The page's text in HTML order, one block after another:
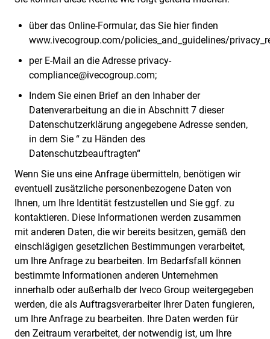
über das Online-Formular, das Sie hier finden
www.ivecogroup.com/policies_and_guidelines/
per E-Mail an die Adresse privacy-
compliance@ivecogroup.com;
Indem Sie einen Brief an den Inhaber der
Datenverarbeitung an die in Abschnitt 7 dieser
Datenschutzerklärung angegebene Adresse senden,
in dem Sie “ zu Händen des
Datenschutzbeauftragten“
Wenn Sie uns eine Anfrage übermitteln, benötigen wir
eventuell zusätzliche personenbezogene Daten von
Ihnen, um Ihre Identität festzustellen und Sie ggf. zu
kontaktieren. Diese Informationen werden zusammen
mit anderen Daten, die wir bereits besitzen, gemäß den
einschlägigen gesetzlichen Bestimmungen verarbeitet,
um Ihre Anfrage zu bearbeiten. Im Bedarfsfall können
bestimmte Informationen anderen Unternehmen
innerhalb oder außerhalb der Iveco Group weitergegeben
werden, die als Auftragsverarbeiter Ihrer Daten fungieren,
um Ihre Anfrage zu bearbeiten. Ihre Daten werden für
den Zeitraum verarbeitet, der notwendig ist, um Ihre